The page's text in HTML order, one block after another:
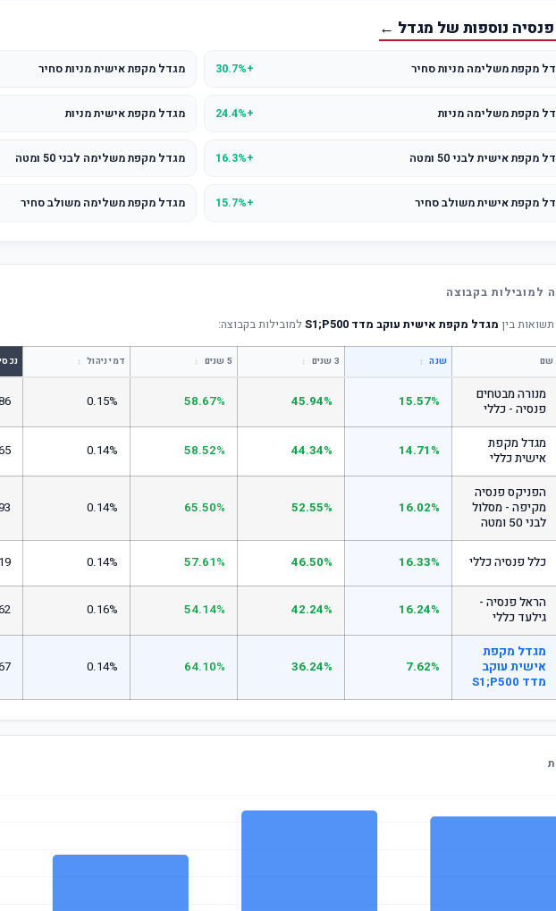
פנסיה נוספות של מגדל ←
מקפת משלימה מניות סחיר +30.7% מגדל מקפת אישית מניות סחיר
מקפת משלימה מניות +24.4% מגדל מקפת אישית מניות
מקפת אישית לבני 50 ומטה +16.3% מגדל מקפת משלימה לבני 50 ומטה
מקפת אישית משולב סחיר +15.7% מגדל מקפת משלימה משולב סחיר
למובילות בקבוצה
בין מגדל מקפת אישית עוקב מדד S1;P500 למובילות בקבוצה:
שם שנה ↕ 3 שנים ↕ 5 שנים ↕ דמי ניהול ↕
מנורה מבטחים
פנסיה - כללי
15.57%
45.94%
58.67%
0.15%
מגדל מקפת
אישית כללי
14.71%
44.34%
58.52%
0.14%
הפניקס פנסיה
מקיפה - מסלול
לבני 50 ומטה
16.02%
52.55%
65.50%
0.14%
כלל פנסיה כללי 16.33%
46.50%
57.61%
0.14%
הראל פנסיה -
גילעד כללי
16.24%
42.24%
54.14%
0.16%
מגדל מקפת
אישית עוקב
מדד S1;P500
7.62%
36.24%
64.10%
0.14%